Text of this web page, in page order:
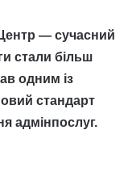
— сучасний
стали більш
одним із
стандарт
адмінпослуг.